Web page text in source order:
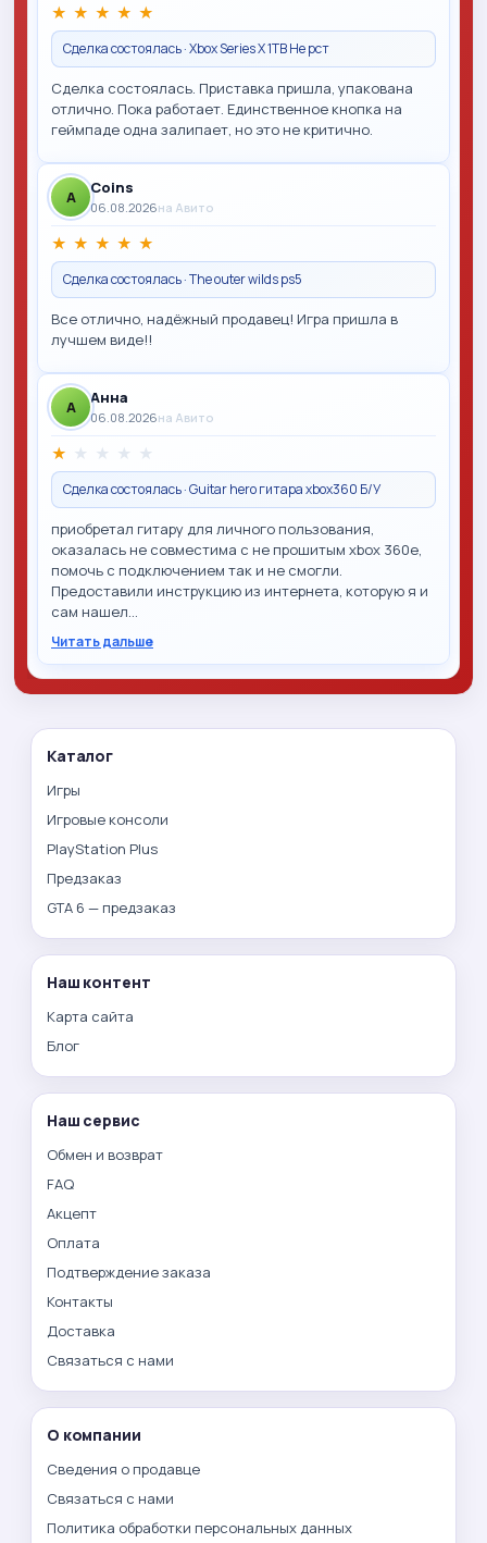
★ ★ ★ ★ ★
Сделка состоялась · Xbox Series X 1TB Не рст
Сделка состоялась. Приставка пришла, упакована
отлично. Пока работает. Единственное кнопка на
геймпаде одна залипает, но это не критично.
A Coins
06.08.2026на Авито
★ ★ ★ ★ ★
Сделка состоялась · The outer wilds ps5
Все отлично, надёжный продавец! Игра пришла в
лучшем виде!!
A Анна
06.08.2026на Авито
★ ★ ★ ★ ★
Сделка состоялась · Guitar hero гитара xbox360 Б/У
приобретал гитару для личного пользования,
оказалась не совместима с не прошитым xbox 360e,
помочь с подключением так и не смогли.
Предоставили инструкцию из интернета, которую я и
сам нашел…
Читать дальше
Каталог
Игры
Игровые консоли
PlayStation Plus
Предзаказ
GTA 6 — предзаказ
Наш контент
Карта сайта
Блог
Наш сервис
Обмен и возврат
FAQ
Акцепт
Оплата
Подтверждение заказа
Контакты
Доставка
Связаться с нами
О компании
Сведения о продавце
Связаться с нами
Политика обработки персональных данных